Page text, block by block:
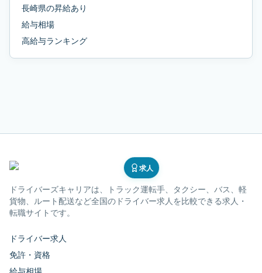
長崎県の昇給あり
給与相場
高給与ランキング
求人
ドライバーズキャリアは、トラック運転手、タクシー、バス、軽
貨物、ルート配送など全国のドライバー求人を比較できる求人・
転職サイトです。
ドライバー求人
免許・資格
給与相場